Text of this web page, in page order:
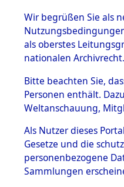
BESTÄNDE
1.
Inhaftierungsdoku
mente
1.2.9 Beim ITS
Effekten
1.2.9.1
Effekten aus
dem KZ
Dachau
Wir begrüßen Sie als
als oberstes
nationalen Archivrecht.
Bitte beachten Sie,
Personen enthält.
Weltanschauung,
Als Nutzer dieses
Gesetze und die
personenbezogene
Sammlungen